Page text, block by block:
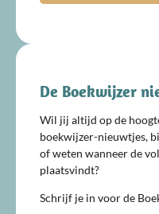
De Boekwijzer
Wil jij altijd op de
boekwijzer-nieuwtjes,
of weten wanneer de
plaatsvindt?
Schrijf je in voor de